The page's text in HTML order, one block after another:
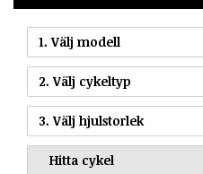
1. Välj modell
2. Välj cykeltyp
3. Välj hjulstorlek